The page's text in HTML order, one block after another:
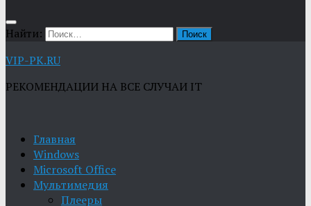
Найти:
VIP-PK.RU
РЕКОМЕНДАЦИИ НА ВСЕ СЛУЧАИ IT
Главная
Windows
Microsoft Office
Мультимедия
Плееры